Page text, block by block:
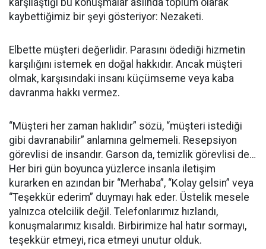
karşılaştığı bu konuşmalar aslında toplum olarak
kaybettiğimiz bir şeyi gösteriyor: Nezaketi.
Elbette müşteri değerlidir. Parasını ödediği hizmetin
karşılığını istemek en doğal hakkıdır. Ancak müşteri
olmak, karşısındaki insanı küçümseme veya kaba
davranma hakkı vermez.
“Müşteri her zaman haklıdır” sözü, “müşteri istediği
gibi davranabilir” anlamına gelmemeli. Resepsiyon
görevlisi de insandır. Garson da, temizlik görevlisi de…
Her biri gün boyunca yüzlerce insanla iletişim
kurarken en azından bir “Merhaba”, “Kolay gelsin” veya
“Teşekkür ederim” duymayı hak eder. Üstelik mesele
yalnızca otelcilik değil. Telefonlarımız hızlandı,
konuşmalarımız kısaldı. Birbirimize hal hatır sormayı,
teşekkür etmeyi, rica etmeyi unutur olduk.